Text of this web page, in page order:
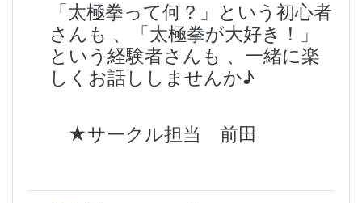
「太極拳って何？」という初心者
さんも 、「太極拳が大好き！」
という経験者さんも 、一緒に楽
しくお話ししませんか♪
★サークル担当 前田